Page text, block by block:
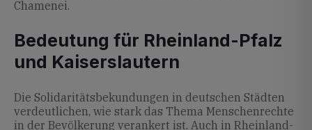
Chamenei.
Bedeutung für Rheinland-Pfalz
und Kaiserslautern
Die Solidaritätsbekundungen in deutschen Städten
verdeutlichen, wie stark das Thema Menschenrechte
in der Bevölkerung verankert ist. Auch in Rheinland-